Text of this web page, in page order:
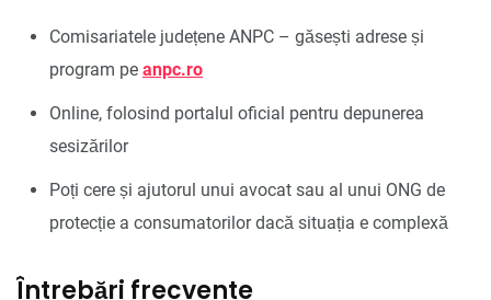
Comisariatele județene ANPC – găsești adrese și
program pe anpc.ro
Online, folosind portalul oficial pentru depunerea
sesizărilor
Poți cere și ajutorul unui avocat sau al unui ONG de
protecție a consumatorilor dacă situația e complexă
Întrebări frecvente